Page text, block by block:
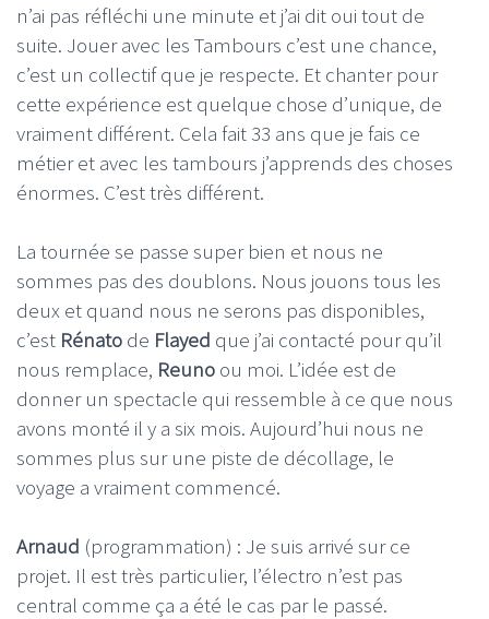
n’ai pas réfléchi une minute et j’ai dit oui tout de
suite. Jouer avec les Tambours c’est une chance,
c’est un collectif que je respecte. Et chanter pour
cette expérience est quelque chose d’unique, de
vraiment différent. Cela fait 33 ans que je fais ce
métier et avec les tambours j’apprends des choses
énormes. C’est très différent.
La tournée se passe super bien et nous ne
sommes pas des doublons. Nous jouons tous les
deux et quand nous ne serons pas disponibles,
c’est Rénato de Flayed que j’ai contacté pour qu’il
nous remplace, Reuno ou moi. L’idée est de
donner un spectacle qui ressemble à ce que nous
avons monté il y a six mois. Aujourd’hui nous ne
sommes plus sur une piste de décollage, le
voyage a vraiment commencé.
Arnaud (programmation) : Je suis arrivé sur ce
projet. Il est très particulier, l’électro n’est pas
central comme ça a été le cas par le passé.